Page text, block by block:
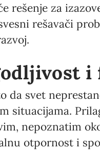
rešenje za
rešavači
da svet
situacijama.
nepoznatim
otpornost i